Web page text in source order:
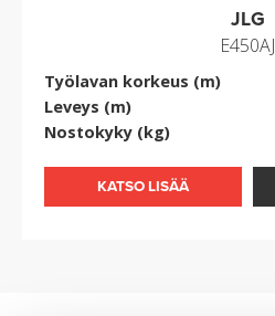
JLG
E450AJ
Työlavan korkeus (m)
Leveys (m)
Nostokyky (kg)
KATSO LISÄÄ